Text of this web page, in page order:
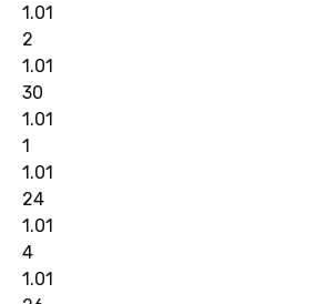
1.01
2
1.01
30
1.01
1
1.01
24
1.01
4
1.01